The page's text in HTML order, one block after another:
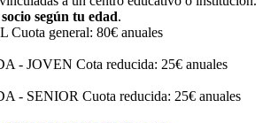
según tu edad.
Cuota general: 80€ anuales
- JOVEN Cota reducida: 25€ anuales
- SENIOR Cuota reducida: 25€ anuales